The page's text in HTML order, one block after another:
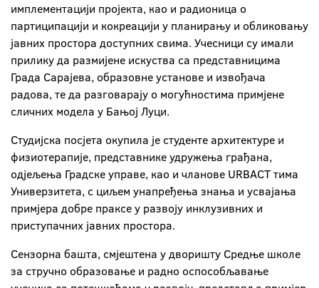
имплементацији пројекта, као и радионица о
партиципацији и кокреацији у планирању и обликовању
јавних простора доступних свима. Учесници су имали
прилику да размијене искуства са представницима
Града Сарајева, образовне установе и извођача
радова, те да разговарају о могућностима примјене
сличних модела у Бањој Луци.
Студијска посјета окупила је студенте архитектуре и
физиотерапије, представнике удружења грађана,
одјељења Градске управе, као и чланове URBACT тима
Универзитета, с циљем унапређења знања и усвајања
примјера добре праксе у развоју инклузивних и
приступачних јавних простора.
Сензорна башта, смјештена у дворишту Средње школе
за стручно образовање и радно оспособљавање